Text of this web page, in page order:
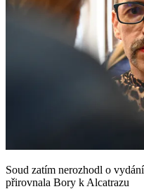
Soud zatím nerozhodl o
přirovnala Bory k Alcatrazu